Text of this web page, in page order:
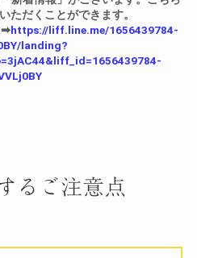
ただくことができます。
➡︎https://liff.line.me/1656439784-
landing?
るご注意点